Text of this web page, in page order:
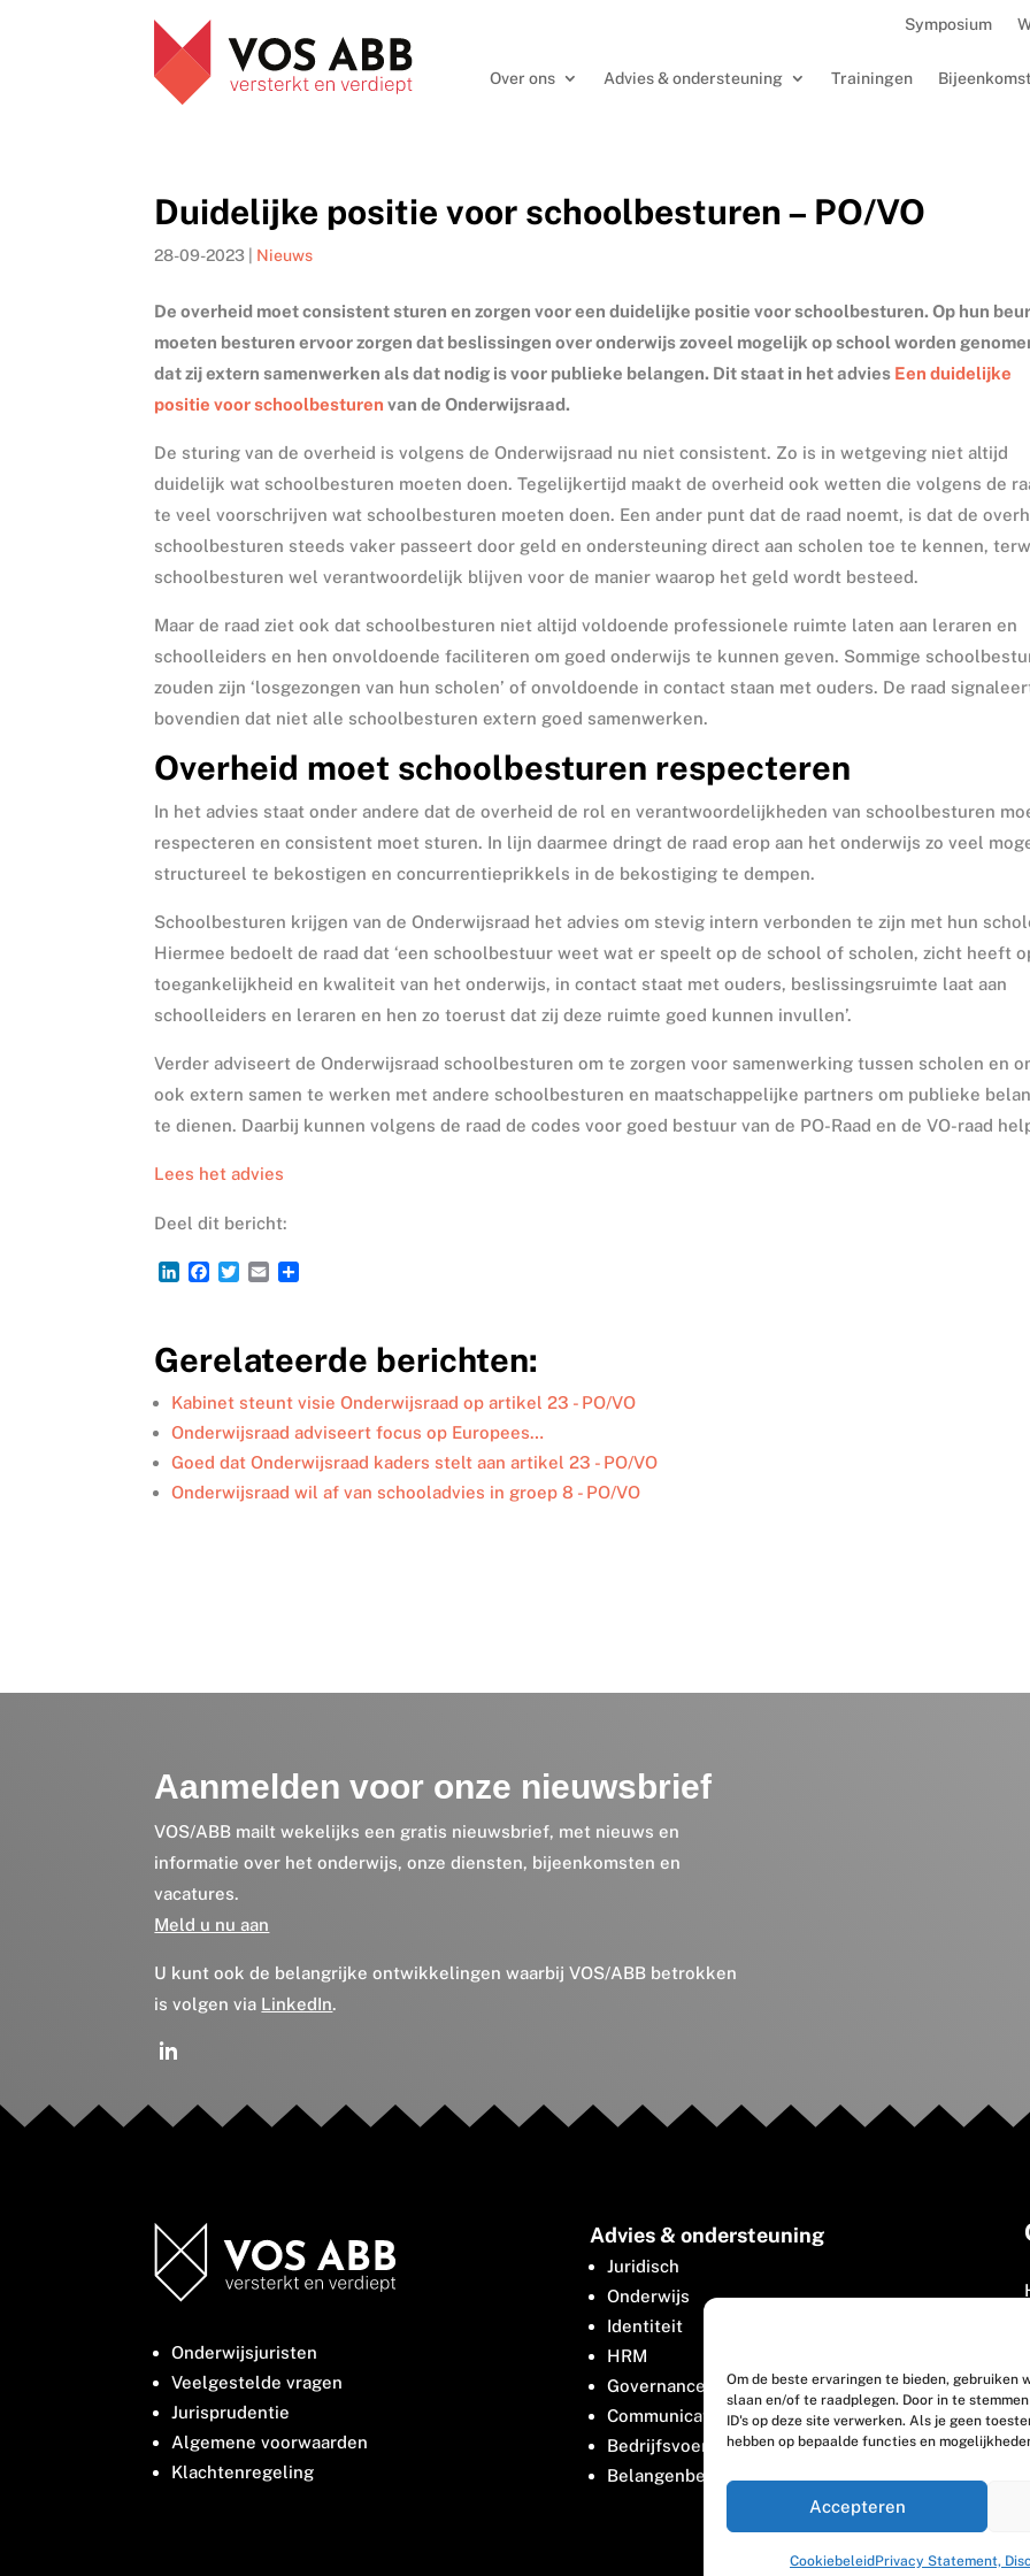
Om de beste ervaringen te bieden,
slaan en/of te raadplegen. Door in te
ID's op deze site verwerken. Als je geen
hebben op bepaalde functies en
Accepteren
CookiebeleidPrivacy Statement,
Symposium
Over ons Advies & ondersteuning Trainingen
Duidelijke positie voor schoolbesturen – PO/VO
28-09-2023 Nieuws
De overheid moet consistent sturen en zorgen voor een duidelijke positie voor schoolbesturen. Op hun
moeten besturen ervoor zorgen dat beslissingen over onderwijs zoveel mogelijk op school worden
dat zij extern samenwerken als dat nodig is voor publieke belangen. Dit staat in het advies Een duidelijke
positie voor schoolbesturen van de Onderwijsraad.
De sturing van de overheid is volgens de Onderwijsraad nu niet consistent. Zo is in wetgeving niet altijd
duidelijk wat schoolbesturen moeten doen. Tegelijkertijd maakt de overheid ook wetten die volgens de
te veel voorschrijven wat schoolbesturen moeten doen. Een ander punt dat de raad noemt, is dat de
schoolbesturen steeds vaker passeert door geld en ondersteuning direct aan scholen toe te kennen,
schoolbesturen wel verantwoordelijk blijven voor de manier waarop het geld wordt besteed.
Maar de raad ziet ook dat schoolbesturen niet altijd voldoende professionele ruimte laten aan leraren en
schoolleiders en hen onvoldoende faciliteren om goed onderwijs te kunnen geven. Sommige
zouden zijn ‘losgezongen van hun scholen’ of onvoldoende in contact staan met ouders. De raad
bovendien dat niet alle schoolbesturen extern goed samenwerken.
Overheid moet schoolbesturen respecteren
In het advies staat onder andere dat de overheid de rol en verantwoordelijkheden van schoolbesturen
respecteren en consistent moet sturen. In lijn daarmee dringt de raad erop aan het onderwijs zo veel
structureel te bekostigen en concurrentieprikkels in de bekostiging te dempen.
Schoolbesturen krijgen van de Onderwijsraad het advies om stevig intern verbonden te zijn met hun
Hiermee bedoelt de raad dat ‘een schoolbestuur weet wat er speelt op de school of scholen, zicht heeft
toegankelijkheid en kwaliteit van het onderwijs, in contact staat met ouders, beslissingsruimte laat aan
schoolleiders en leraren en hen zo toerust dat zij deze ruimte goed kunnen invullen’.
Verder adviseert de Onderwijsraad schoolbesturen om te zorgen voor samenwerking tussen scholen en
ook extern samen te werken met andere schoolbesturen en maatschappelijke partners om publieke
te dienen. Daarbij kunnen volgens de raad de codes voor goed bestuur van de PO-Raad en de VO-raad
Lees het advies
Deel dit bericht:
L
e
d
I
n
F
b
o
o
k
T
t
e
r
E
l
n
Gerelateerde berichten:
Kabinet steunt visie Onderwijsraad op artikel 23 - PO/VO
Onderwijsraad adviseert focus op Europees…
Goed dat Onderwijsraad kaders stelt aan artikel 23 - PO/VO
Onderwijsraad wil af van schooladvies in groep 8 - PO/VO
Aanmelden voor onze nieuwsbrief
VOS/ABB mailt wekelijks een gratis nieuwsbrief, met nieuws en
informatie over het onderwijs, onze diensten, bijeenkomsten en
vacatures.
Meld u nu aan
U kunt ook de belangrijke ontwikkelingen waarbij VOS/ABB betrokken
is volgen via LinkedIn.
Onderwijsjuristen
Veelgestelde vragen
Jurisprudentie
Algemene voorwaarden
Klachtenregeling
Advies & ondersteuning
Juridisch
Onderwijs
Identiteit
HRM
Governance
Communicatie
Bedrijfsvoering
Belangenbehartiging